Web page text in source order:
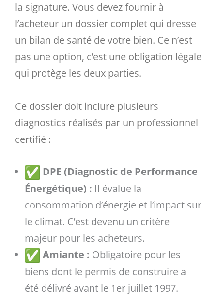
la signature. Vous devez fournir à
l’acheteur un dossier complet qui dresse
un bilan de santé de votre bien. Ce n’est
pas une option, c’est une obligation légale
qui protège les deux parties.
Ce dossier doit inclure plusieurs
diagnostics réalisés par un professionnel
certifié :
DPE (Diagnostic de Performance
Énergétique) : Il évalue la
consommation d’énergie et l’impact sur
le climat. C’est devenu un critère
majeur pour les acheteurs.
Amiante : Obligatoire pour les
biens dont le permis de construire a
été délivré avant le 1er juillet 1997.